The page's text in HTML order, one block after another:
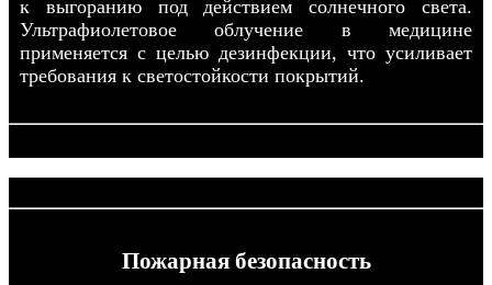
к выгоранию под действием солнечного света.
Ультрафиолетовое облучение в медицине
применяется с целью дезинфекции, что усиливает
требования к светостойкости покрытий.
Пожарная безопасность